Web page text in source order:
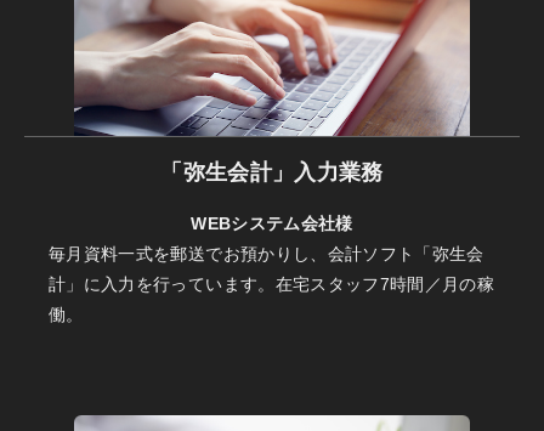
「弥生会計」入力業務
WEBシステム会社様
毎月資料一式を郵送でお預かりし、会計ソフト「弥生会
計」に入力を行っています。在宅スタッフ7時間／月の稼
働。